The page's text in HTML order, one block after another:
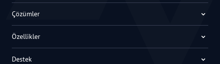
Çözümler
Özellikler
Destek